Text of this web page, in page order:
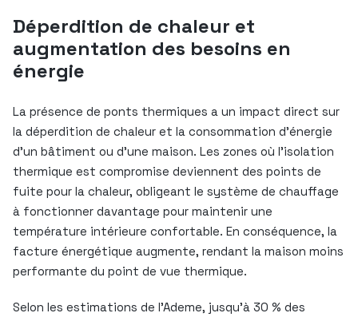
Déperdition de chaleur et
augmentation des besoins en
énergie
La présence de ponts thermiques a un impact direct sur
la déperdition de chaleur et la consommation d’énergie
d’un bâtiment ou d’une maison. Les zones où l’isolation
thermique est compromise deviennent des points de
fuite pour la chaleur, obligeant le système de chauffage
à fonctionner davantage pour maintenir une
température intérieure confortable. En conséquence, la
facture énergétique augmente, rendant la maison moins
performante du point de vue thermique.
Selon les estimations de l’Ademe, jusqu’à 30 % des